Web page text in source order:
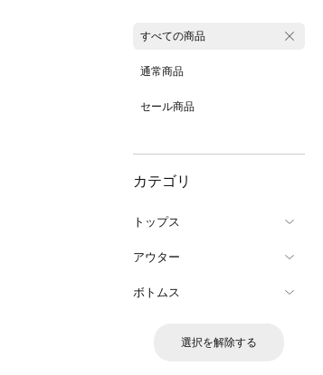
すべての商品
通常商品
セール商品
カテゴリ
トップス
アウター
ボトムス
選択を解除する